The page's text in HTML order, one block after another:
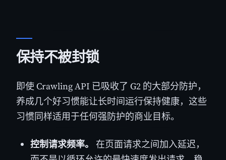
保持不被封锁
即使 Crawling API 已吸收了 G2 的大部分防护，
养成几个好习惯能让长时间运行保持健康，这些
习惯同样适用于任何强防护的商业目标。
控制请求频率。 在页面请求之间加入延迟，